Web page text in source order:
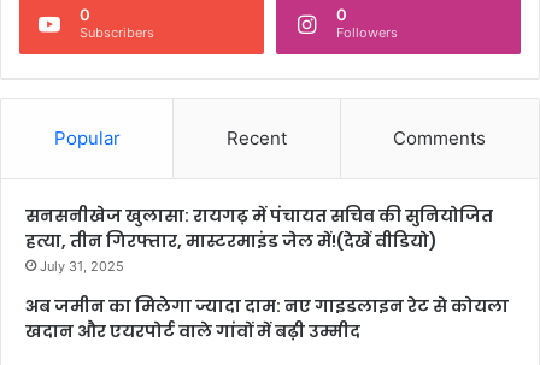
0
Subscribers
0
Followers
Popular Recent Comments
सनसनीखेज खुलासा: रायगढ़ में पंचायत सचिव की सुनियोजित
हत्या, तीन गिरफ्तार, मास्टरमाइंड जेल में!(देखें वीडियो)
July 31, 2025
अब जमीन का मिलेगा ज्यादा दाम: नए गाइडलाइन रेट से कोयला
खदान और एयरपोर्ट वाले गांवों में बढ़ी उम्मीद